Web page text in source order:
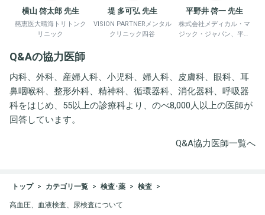
横山 啓太郎 先生
慈恵医大晴海トリトンク
リニック
堤 多可弘 先生
VISION PARTNERメンタル
クリニック四谷
平野井 啓一 先生
株式会社メディカル・マ
ジック・ジャパン、平野
Q&Aの協力医師
内科、外科、産婦人科、小児科、婦人科、皮膚科、眼科、耳
鼻咽喉科、整形外科、精神科、循環器科、消化器科、呼吸器
科をはじめ、55以上の診療科より、のべ8,000人以上の医師が
回答しています。
Q&A協力医師一覧へ
トップ カテゴリ一覧 検査･薬 検査
高血圧、血液検査、尿検査について